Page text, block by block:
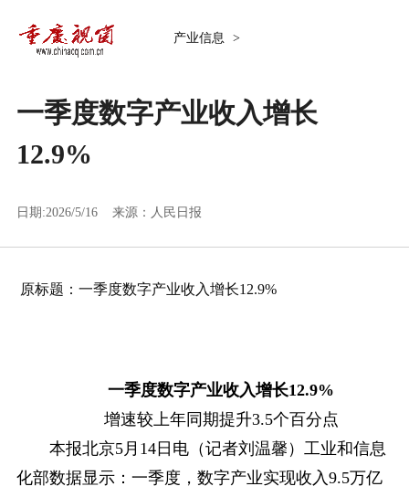
产业信息 >
一季度数字产业收入增长
12.9%
日期:2026/5/16 来源： 人民日报
原标题：一季度数字产业收入增长12.9%
一季度数字产业收入增长12.9%
增速较上年同期提升3.5个百分点
本报北京5月14日电（记者刘温馨）工业和信息
化部数据显示：一季度，数字产业实现收入9.5万亿